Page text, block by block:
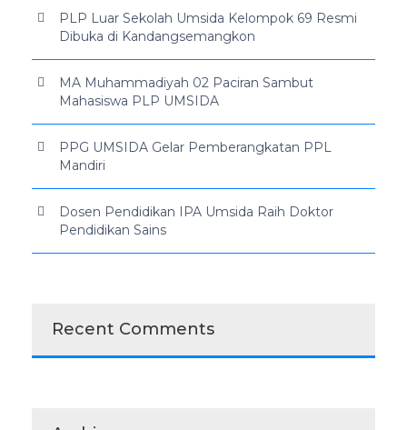
PLP Luar Sekolah Umsida Kelompok 69 Resmi
Dibuka di Kandangsemangkon
MA Muhammadiyah 02 Paciran Sambut
Mahasiswa PLP UMSIDA
PPG UMSIDA Gelar Pemberangkatan PPL
Mandiri
Dosen Pendidikan IPA Umsida Raih Doktor
Pendidikan Sains
Recent Comments